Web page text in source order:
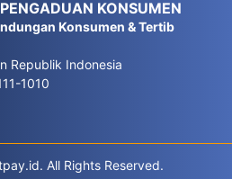
KONSUMEN
Konsumen & Tertib
Republik Indonesia
1010
All Rights Reserved.